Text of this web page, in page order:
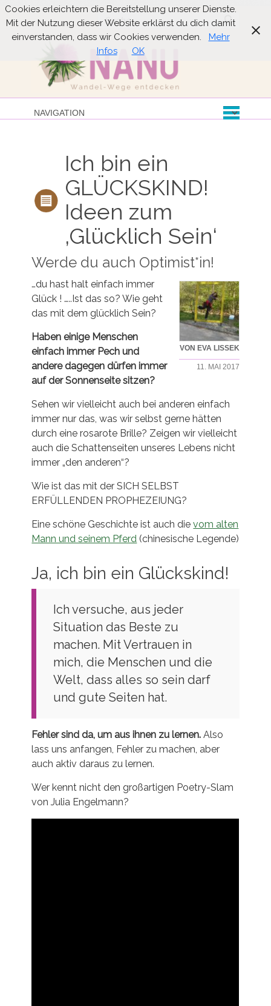
Suche
Ich bin ein
GLÜCKSKIND!
Ideen zum
‚Glücklich Sein‘
Werde du auch Optimist*in!
VON EVA LISSEK
11. MAI 2017
…du hast halt einfach immer
Glück ! …..Ist das so? Wie geht
das mit dem glücklich Sein?
Haben einige Menschen
einfach immer Pech und
andere dagegen dürfen immer
auf der Sonnenseite sitzen?
Sehen wir vielleicht auch bei anderen einfach
immer nur das, was wir selbst gerne hätten
durch eine rosarote Brille? Zeigen wir vielleicht
auch die Schattenseiten unseres Lebens nicht
immer „den anderen“?
Wie ist das mit der SICH SELBST
ERFÜLLENDEN PROPHEZEIUNG?
Eine schöne Geschichte ist auch dievom alten
Mann und seinem Pferd (chinesische Legende)
Ja, ich bin ein Glückskind!
Ich versuche, aus jeder
Situation das Beste zu
machen. Mit Vertrauen in
mich, die Menschen und die
Welt, dass alles so sein darf
und gute Seiten hat.
Fehler sind da, um aus ihnen zu lernen. Also
lass uns anfangen, Fehler zu machen, aber
auch aktiv daraus zu lernen.
Wer kennt nicht den großartigen Poetry-Slam
von Julia Engelmann?
Cookies erleichtern die Bereitstellung unserer Dienste.
Mit der Nutzung dieser Website erklärst du dich damit
einverstanden, dass wir Cookies verwenden.
Mehr
Infos
OK